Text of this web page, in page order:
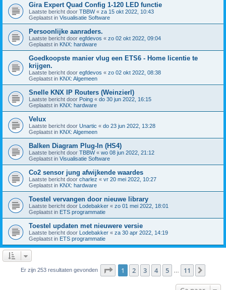
Gira Expert Quad Config 1-120 LED functie
Laatste bericht door TBBW« za 15 okt 2022, 10:43
Geplaatst in Visualisatie Software
Persoonlijke aanraders.
Laatste bericht door egfdevos « zo 02 okt 2022, 09:04
Geplaatst in KNX: hardware
Goedkoopste manier vlug een ETS6 - Home licentie te
krijgen.
Laatste bericht door egfdevos « zo 02 okt 2022, 08:38
Geplaatst in KNX: Algemeen
Snelle KNX IP Routers (Weinzierl)
Laatste bericht door Poing « do 30 jun 2022, 16:15
Geplaatst in KNX: hardware
Velux
Laatste bericht door Unartic « do 23 jun 2022, 13:28
Geplaatst in KNX: Algemeen
Balken Diagram Plug-In (HS4)
Laatste bericht door TBBW« wo 08 jun 2022, 21:12
Geplaatst in Visualisatie Software
Co2 sensor jung afwijkende waardes
Laatste bericht door charlez « vr 20 mei 2022, 10:27
Geplaatst in KNX: hardware
Toestel vervangen door nieuwe library
Laatste bericht door Lodebakker « zo 01 mei 2022, 18:01
Geplaatst in ETS programmatie
Toestel updaten met nieuwere versie
Laatste bericht door Lodebakker « za 30 apr 2022, 14:19
Geplaatst in ETS programmatie
Er zijn 253 resultaten gevonden Pagina van 11
1 2 3 4 5 11